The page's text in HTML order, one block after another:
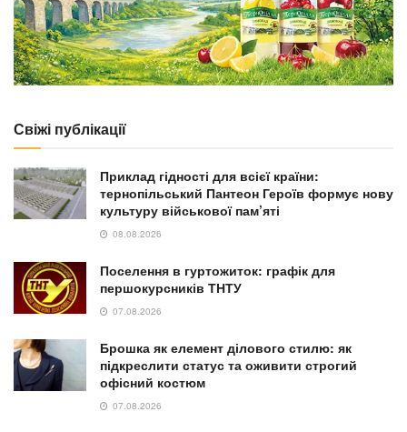
Свіжі публікації
Приклад гідності для всієї країни:
тернопільський Пантеон Героїв формує нову
культуру військової пам’яті
08.08.2026
Поселення в гуртожиток: графік для
першокурсників ТНТУ
07.08.2026
Брошка як елемент ділового стилю: як
підкреслити статус та оживити строгий
офісний костюм
07.08.2026